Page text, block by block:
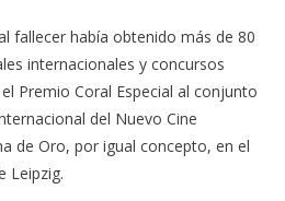
fallecer había obtenido más de 80
internacionales y concursos
Premio Coral Especial al conjunto
del Nuevo Cine
de Oro, por igual concepto, en el
Leipzig.